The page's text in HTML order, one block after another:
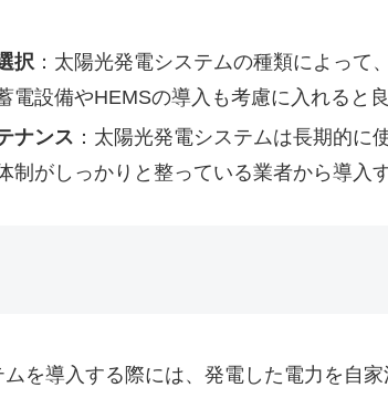
択 ：太陽光発電システムの種類によって
電設備やHEMSの導入も考慮に入れると良
ナンス ：太陽光発電システムは長期的に
制がしっかりと整っている業者から導入
を導入する際には、発電した電力を自家